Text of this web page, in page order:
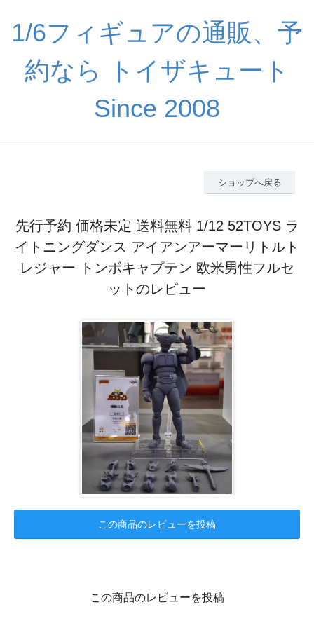
1/6フィギュアの通販、予
約なら トイザキュート
Since 2008
ショップへ戻る
先行予約 価格未定 送料無料 1/12 52TOYS ラ
イトニングダンス アイアンアーマーリトルト
レジャー トンボキャプテン 欧米男性フルセ
ットのレビュー
この商品のレビューを投稿
この商品のレビューを投稿